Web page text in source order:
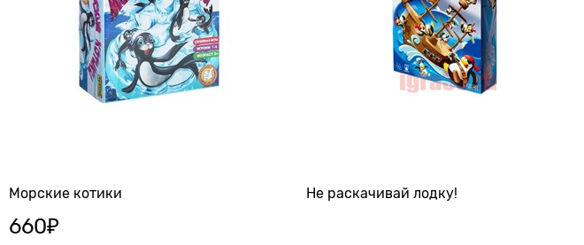
Морские котики
660₽
Не раскачивай лодку!